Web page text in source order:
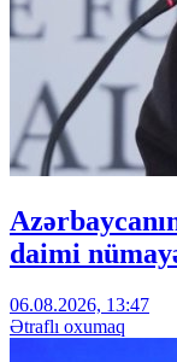
daimi
06.08.2026, 13:47
Ətraflı oxumaq